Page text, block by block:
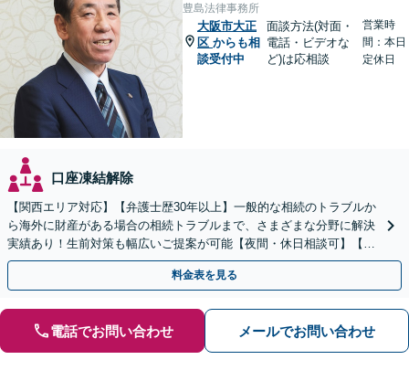
豊島法律事務所
大阪市大正
区 からも相
談受付中
面談方法(対面・
電話・ビデオな
ど)は応相談
営業時
間：本日
定休日
口座凍結解除
【関西エリア対応】【弁護士歴30年以上】一般的な相続のトラブルか
ら海外に財産がある場合の相続トラブルまで、さまざまな分野に解決
実績あり！生前対策も幅広いご提案が可能【夜間・休日相談可】【完
全個室】
料金表を見る
電話でお問い合わせ メールでお問い合わせ